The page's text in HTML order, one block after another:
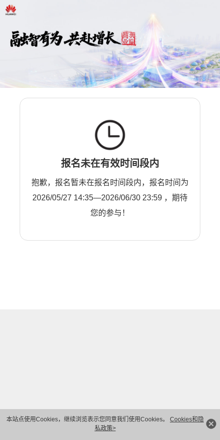
本站点使用Cookies，继续浏览表示您同意我们使用Cookies。 Cookies和隐
私政策>
报名未在有效时间段内
抱歉，报名暂未在报名时间段内，报名时间为
2026/05/27 14:35—2026/06/30 23:59 ，期待
您的参与！